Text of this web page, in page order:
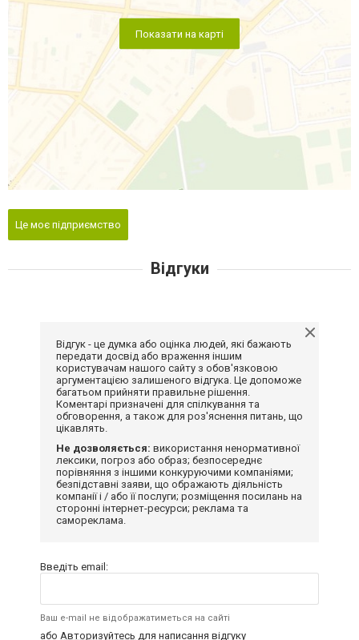
Показати на карті
Це моє підприємство
Відгуки
Відгук - це думка або оцінка людей, які бажають
передати досвід або враження іншим
користувачам нашого сайту з обов'язковою
аргументацією залишеного відгука. Це допоможе
багатьом прийняти правильне рішення.
Коментарі призначені для спілкування та
обговорення, а також для роз'яснення питань, що
цікавлять.
Не дозволяється: використання ненормативної
лексики, погроз або образ; безпосереднє
порівняння з іншими конкуруючими компаніями;
безпідставні заяви, що ображають діяльність
компанії і / або її послуги; розміщення посилань на
сторонні інтернет-ресурси; реклама та
самореклама.
Введіть email:
Ваш e-mail не відображатиметься на сайті
або Авторизуйтесь для написання відгуку